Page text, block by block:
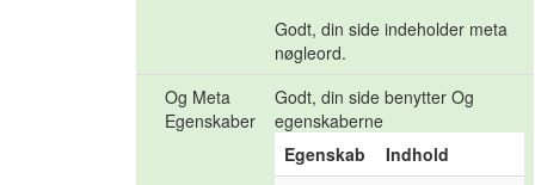
Godt, din side indeholder meta
nøgleord.
Og Meta
Egenskaber
Godt, din side benytter Og
egenskaberne
Egenskab
Indhold